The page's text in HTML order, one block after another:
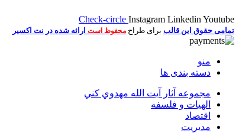
Check-circle Instagram Linkedin Youtube
تمامی حقوق این قالب برای طراح محفوظ است ارائه شده در نت اکسیر
منو
دسته بندی ها
مجموعه آثار آيت الله مهدوي كني
الهیات و فلسفه
اقتصاد
مديريت